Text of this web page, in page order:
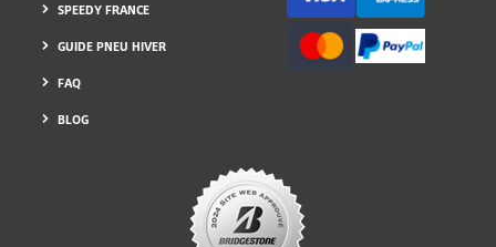
SPEEDY FRANCE
GUIDE PNEU HIVER
FAQ
BLOG